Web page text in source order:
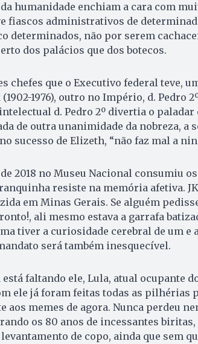
humanidade enchiam a cara com
fiascos administrativos de
determinados, não por serem
dos palácios que dos botecos.
chefes que o Executivo federal teve,
1976), outro no Império, d. Pedro
intelectual d. Pedro 2º divertia o
de outra unanimidade da nobreza, a
sucesso de Elizeth, “não faz mal a
2018 no Museu Nacional consumiu
resiste na memória afetiva.
em Minas Gerais. Se alguém
ali mesmo estava a garrafa
tiver a curiosidade cerebral de um e
será também inesquecível.
está faltando ele, Lula, atual ocupante
ele já foram feitas todas as pilhérias
aos memes de agora. Nunca perdeu
os 80 anos de incessantes
de copo, ainda que sem